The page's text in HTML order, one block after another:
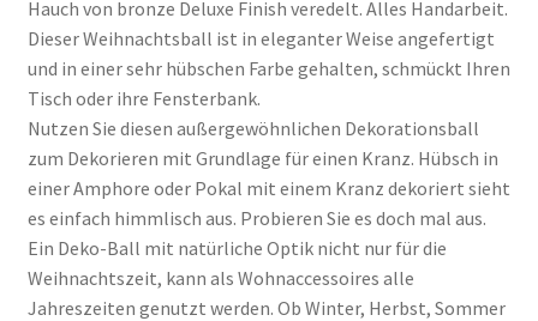
Hauch von bronze Deluxe Finish veredelt. Alles Handarbeit.
Dieser Weihnachtsball ist in eleganter Weise angefertigt
und in einer sehr hübschen Farbe gehalten, schmückt Ihren
Tisch oder ihre Fensterbank.
Nutzen Sie diesen außergewöhnlichen Dekorationsball
zum Dekorieren mit Grundlage für einen Kranz. Hübsch in
einer Amphore oder Pokal mit einem Kranz dekoriert sieht
es einfach himmlisch aus. Probieren Sie es doch mal aus.
Ein Deko-Ball mit natürliche Optik nicht nur für die
Weihnachtszeit, kann als Wohnaccessoires alle
Jahreszeiten genutzt werden. Ob Winter, Herbst, Sommer